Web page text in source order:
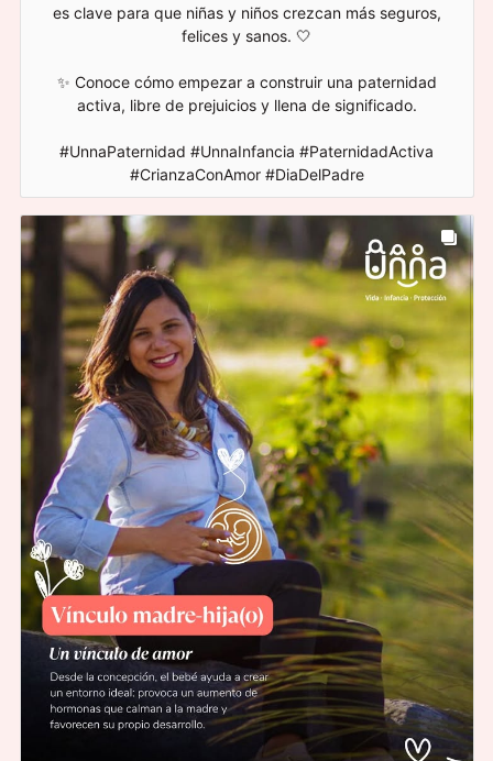
es clave para que niñas y niños crezcan más seguros,
felices y sanos. 🤍
✨ Conoce cómo empezar a construir una paternidad
activa, libre de prejuicios y llena de significado.
#UnnaPaternidad #UnnaInfancia #PaternidadActiva
#CrianzaConAmor #DiaDelPadre